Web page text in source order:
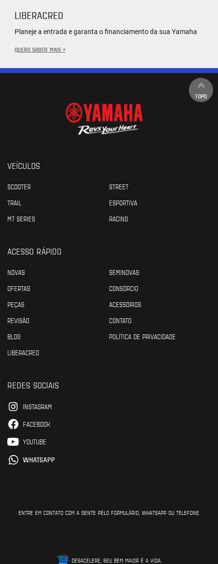
LIBERACRED
Planeje a entrada e garanta o financiamento da sua Yamaha
QUERO SABER MAIS +
TOPO
VEÍCULOS
SCOOTER
STREET
TRAIL
ESPORTIVA
MT SERIES
RACING
ACESSO RÁPIDO
NOVAS
SEMINOVAS
OFERTAS
CONSÓRCIO
PEÇAS
ACESSÓRIOS
REVISÃO
CONTATO
BLOG
POLÍTICA DE PRIVACIDADE
LIBERACRED
REDES SOCIAIS
INSTAGRAM
FACEBOOK
YOUTUBE
WHATSAPP
ENTRE EM CONTATO COM A GENTE PELO FORMULÁRIO, WHATSAPP OU TELEFONE.
DESACELERE, SEU BEM MAIOR É A VIDA.